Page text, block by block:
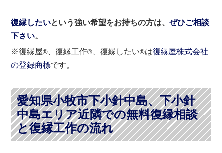
復縁したいという強い希望をお持ちの方は、ぜひご相談
下さい。
※復縁屋® 、復縁工作® 、復縁したい®は復縁屋株式会社
の登録商標です。
愛知県小牧市下小針中島、下小針
中島エリア近隣での無料復縁相談
と復縁工作の流れ